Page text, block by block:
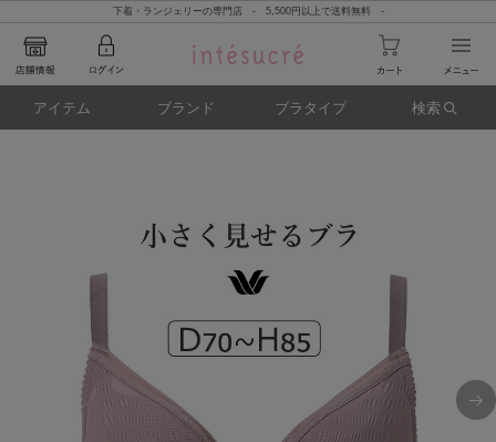
下着・ランジェリーの専門店 - 5,500円以上で送料無料 -
アイテム ブランド ブラタイプ 検索